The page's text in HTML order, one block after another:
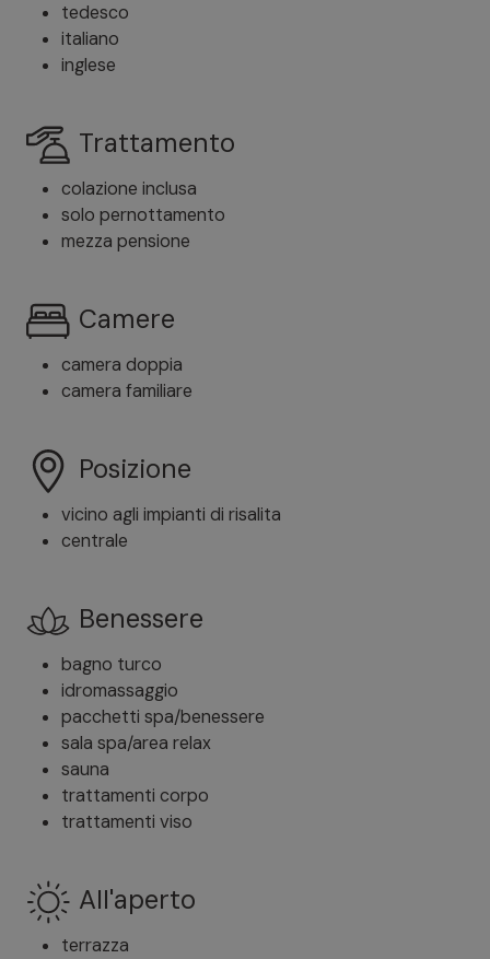
tedesco
italiano
inglese
Trattamento
colazione inclusa
solo pernottamento
mezza pensione
Camere
camera doppia
camera familiare
Posizione
vicino agli impianti di risalita
centrale
Benessere
bagno turco
idromassaggio
pacchetti spa/benessere
sala spa/area relax
sauna
trattamenti corpo
trattamenti viso
All'aperto
terrazza